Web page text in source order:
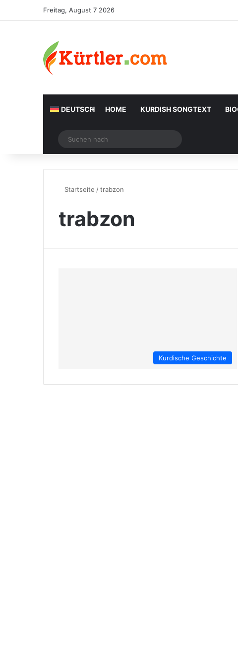
Freitag, August 7 2026
DEUTSCH HOME KURDISH SONGTEXT
Zufälliger Artikel
nach
Startseite /trabzon
trabzon
Kurdische Geschichte